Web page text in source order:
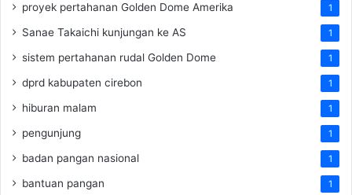
proyek pertahanan Golden Dome Amerika 1
Sanae Takaichi kunjungan ke AS 1
sistem pertahanan rudal Golden Dome 1
dprd kabupaten cirebon 1
hiburan malam 1
pengunjung 1
badan pangan nasional 1
bantuan pangan 1